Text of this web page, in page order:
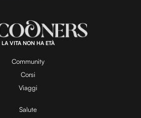
a
y
V
:
1
0
0
.
0
LA VITA NON HA ETÀ
Community
Corsi
Viaggi
Salute